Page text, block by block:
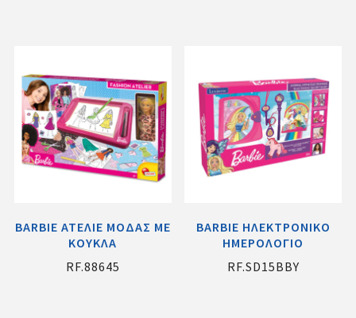
BARBIE ΑΤΕΛΙΕ ΜΟΔΑΣ ΜΕ
ΚΟΥΚΛΑ
RF.88645
BARBIE ΗΛΕΚΤΡΟΝΙΚΟ
ΗΜΕΡΟΛΟΓΙΟ
RF.SD15BBY